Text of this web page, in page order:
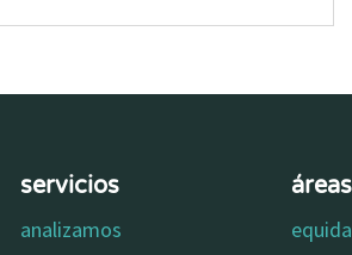
servicios
analizamos
áreas